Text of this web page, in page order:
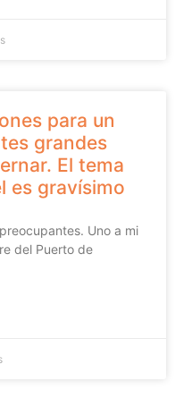
para un
grandes
El tema
es gravísimo
Uno a mi
del Puerto de